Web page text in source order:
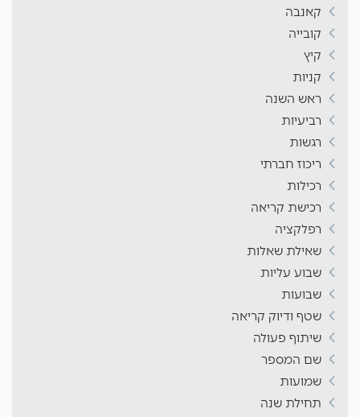
קאנבה
קובייה
קיץ
קניות
ראש השנה
רביעיות
רגשות
ריכוז חברתי
רכילות
רכישת קריאה
רפלקציה
שאילת שאלות
שבוע עליות
שבועות
שטף ודיוק קריאה
שיתוף פעולה
שם המספר
שמועות
תחילת שנה